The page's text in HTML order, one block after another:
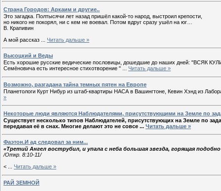
Страна Городов: Аркаим и другие..
Это загадка. Полтысячи лет назад пришёл какой-то народ, выстроил крепости,
но никого не покорял, ни с кем не воевал. Потом вдруг сразу ушёл на юг…
В. Крапивин
А мой рассказ
Читать дальше »
Высоцкий и Веды
Есть хорошие русские ведические пословицы, дошедшие до наших дней:
Семёновича есть интересное стихотворение "
Читать дальше »
Возможно, разгадана тайна темных пятен на Европе
Планетологи Курт Нибур из штаб-квартиры НАСА в Вашингтоне, Кевин Хэнд из
»
Некоторые люди являются Наблюдателями, присутствующими на Земле по
Существует несколько типов Наблюдателей, присутствующих на Земле по
передавая её в снах. Многие делают это не совсе ... Читать дальше »
Фаэтон.И ад следовал за ним...
«Третий Ангел вострубил, и упала с неба большая звезда, горящая
/Откр. 8:10-11/
<
Читать дальше »
РАЙ ЗЕМНОЙ